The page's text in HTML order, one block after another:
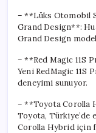
– **Lüks Otomobil
Grand Design**:
Grand Design
– **Red Magic 11S
Yeni RedMagic 11S
deneyimi sunuyor.
– **Toyota Corolla
Toyota, Türkiye’de
Corolla Hybrid için